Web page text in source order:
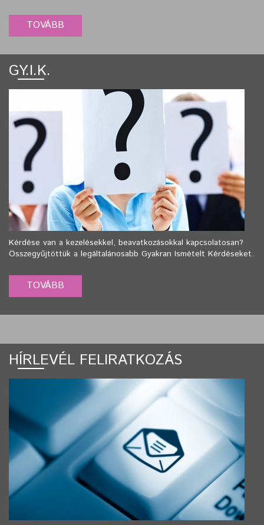
GY.I.K.
Kérdése van a kezelésekkel, beavatkozásokkal kapcsolatosan?
Összegyűjtöttük a legáltalánosabb Gyakran Ismételt Kérdéseket.
HÍRLEVÉL FELIRATKOZÁS